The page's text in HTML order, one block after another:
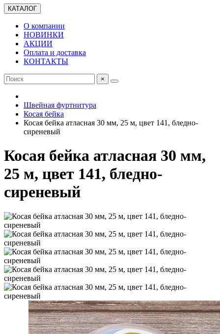
КАТАЛОГ
О компании
НОВИНКИ
АКЦИИ
Оплата и доставка
КОНТАКТЫ
×
Швейная фуртнитура
Косая бейка
Косая бейка атласная 30 мм, 25 м, цвет 141, бледно-
сиреневый
Косая бейка атласная 30 мм,
25 м, цвет 141, бледно-
сиреневый